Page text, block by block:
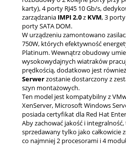
karty), 4 porty RJ45 10 Gb/s,
zarządzania IMPI 2.0z KVM, 3
porty SATA DOM.
W urządzeniu zamontowano
750W, których efektywność
Platinum. Wewnątrz obudowy
wysokowydajnych wiatraków
prędkością, dodatkowo jest
Serwerzostanie dostarczony z
szyn montażowych.
Ten model jest kompatybilny z
XenServer, Microsoft Windows
posiada certyfikat dla Red Hat
Aby zachować jakość i
sprzedawany tylko jako całkowicie
co najmniej 2 procesorami i 4